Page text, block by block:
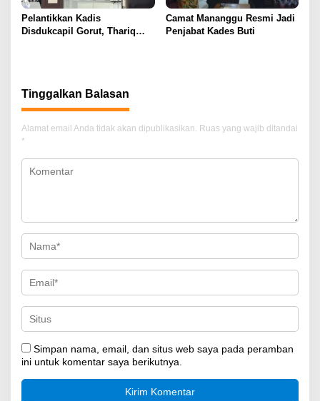
Pelantikkan Kadis
Disdukcapil Gorut, Thariq
Camat Mananggu Resmi Jadi
Penjabat Kades Buti
Tinggalkan Balasan
Alamat email Anda tidak akan dipublikasikan. Ruas yang wajib ditandai
*
Simpan nama, email, dan situs web saya pada peramban
ini untuk komentar saya berikutnya.